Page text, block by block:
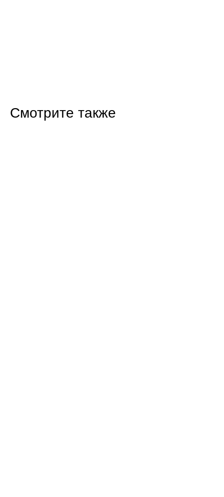
Смотрите также